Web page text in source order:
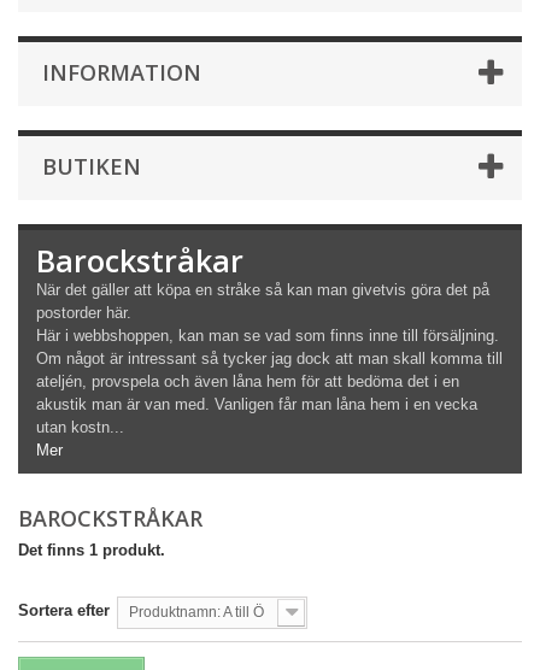
INFORMATION
BUTIKEN
Barockstråkar
När det gäller att köpa en stråke så kan man givetvis göra det på
postorder här.
Här i webbshoppen, kan man se vad som finns inne till försäljning.
Om något är intressant så tycker jag dock att man skall komma till
ateljén, provspela och även låna hem för att bedöma det i en
akustik man är van med. Vanligen får man låna hem i en vecka
utan kostn...
Mer
BAROCKSTRÅKAR
Det finns 1 produkt.
Sortera efter Produktnamn: A till Ö